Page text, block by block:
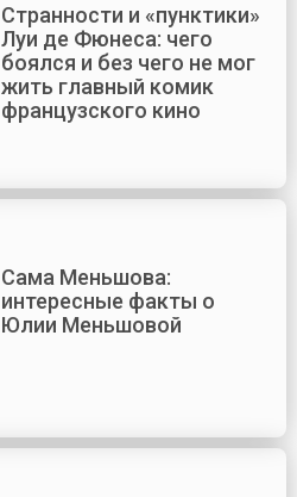
Странности и «пунктики»
Луи де Фюнеса: чего
боялся и без чего не мог
жить главный комик
французского кино
Сама Меньшова:
интересные факты о
Юлии Меньшовой